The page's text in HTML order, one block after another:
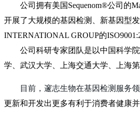
公司拥有美国Sequenom®公司的
开展了大规模的基因检测、新基因型
INTERNATIONAL GROUP的
公司科研专家团队是以中国科学院
学、武汉大学、上海交通大学、上海
目前，邃志生物在基因检测服务
更新和开发出更多有利于消费者健康